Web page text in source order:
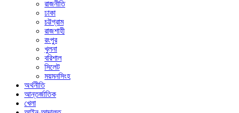
রাজনীতি
ঢাকা
চট্টগ্রাম
রাজশাহী
রংপুর
খুলনা
বরিশাল
সিলেট
ময়মনসিংহ
অর্থনীতি
আন্তর্জাতিক
খেলা